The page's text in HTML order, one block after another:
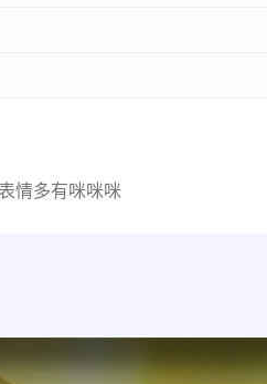
情多有咪咪咪